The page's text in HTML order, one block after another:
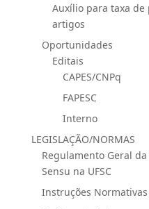
Auxílio para taxa
artigos
Oportunidades
Editais
CAPES/CNPq
FAPESC
Interno
LEGISLAÇÃO/NORMAS
Regulamento Geral
Sensu na UFSC
Instruções Normativas